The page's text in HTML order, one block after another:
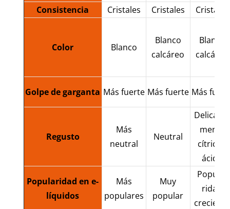
Consistencia
Cristales Cristales Cristales
Color Blanco
Blanco
calcáreo
Blanco
calcáreo
Golpe de garganta Más fuerte Más fuerte Más
Regusto
Más
neutral
Neutral
Delicada-
mente
cítrico /
ácido
Popularidad en e-
líquidos
Más
populares
Muy
popular
Popula-
ridad
creciente